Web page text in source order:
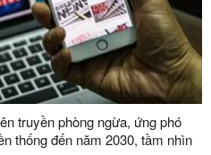
truyền phòng ngừa, ứng phó
thống đến năm 2030, tầm nhìn